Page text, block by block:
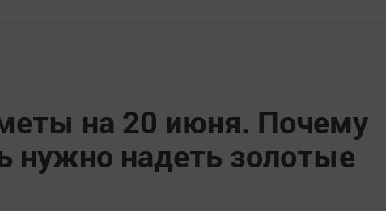
на 20 июня. Почему
нужно надеть золотые